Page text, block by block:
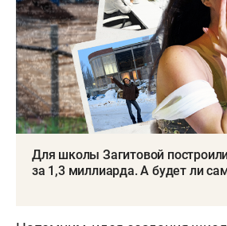
Для школы Загитовой
за 1,3 миллиарда. А будет ли